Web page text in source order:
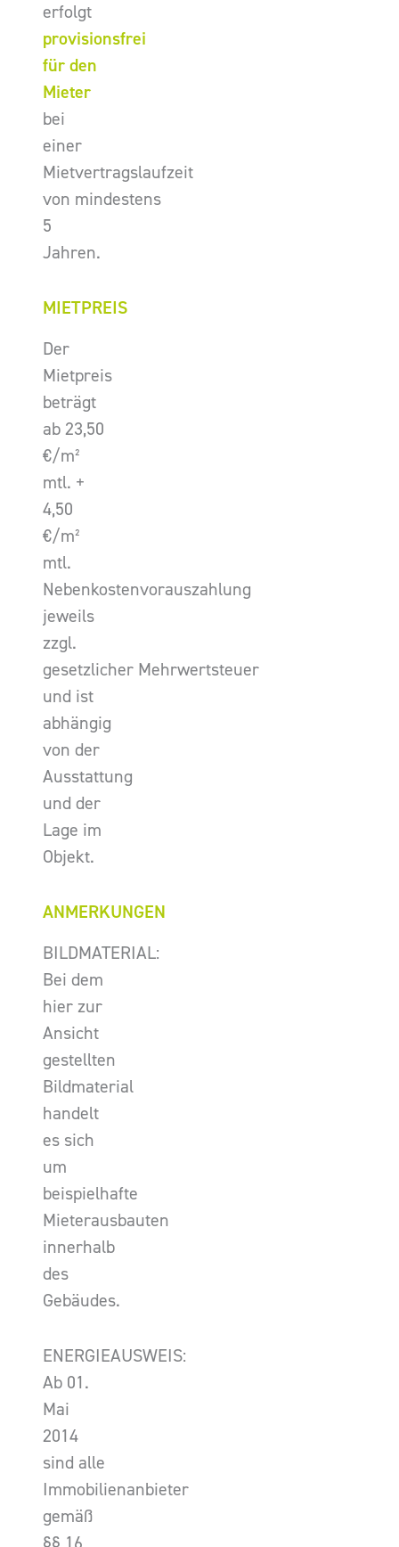
erfolgt
provisionsfrei
für den
Mieter
bei
einer
Mietvertragslaufzeit
von mindestens
5
Jahren.
MIETPREIS
Der
Mietpreis
beträgt
ab 23,50
€/m²
mtl. +
4,50
€/m²
mtl.
Nebenkostenvorauszahlung
jeweils
zzgl.
gesetzlicher Mehrwertsteuer
und ist
abhängig
von der
Ausstattung
und der
Lage im
Objekt.
ANMERKUNGEN
BILDMATERIAL:
Bei dem
hier zur
Ansicht
gestellten
Bildmaterial
handelt
es sich
um
beispielhafte
Mieterausbauten
innerhalb
des
Gebäudes.
ENERGIEAUSWEIS:
Ab 01.
Mai
2014
sind alle
Immobilienanbieter
gemäß